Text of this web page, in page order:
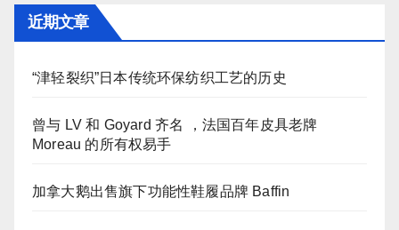
近期文章
“津轻裂织”日本传统环保纺织工艺的历史
曾与 LV 和 Goyard 齐名 ，法国百年皮具老牌
Moreau 的所有权易手
加拿大鹅出售旗下功能性鞋履品牌 Baffin